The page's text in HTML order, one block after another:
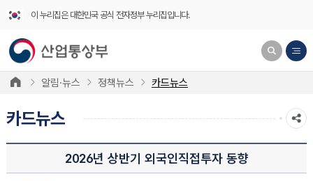
이 누리집은 대한민국 공식 전자정부 누리집입니다.
알림·뉴스 정책뉴스 카드뉴스
카드뉴스
2026년 상반기 외국인직접투자 동향